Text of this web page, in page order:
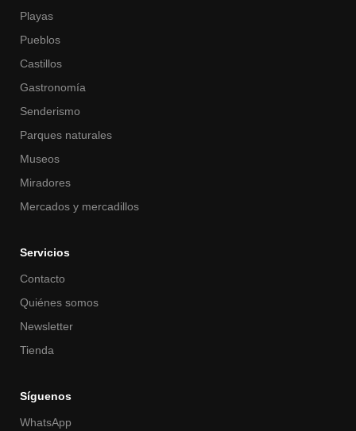
Playas
Pueblos
Castillos
Gastronomía
Senderismo
Parques naturales
Museos
Miradores
Mercados y mercadillos
Servicios
Contacto
Quiénes somos
Newsletter
Tienda
Síguenos
WhatsApp